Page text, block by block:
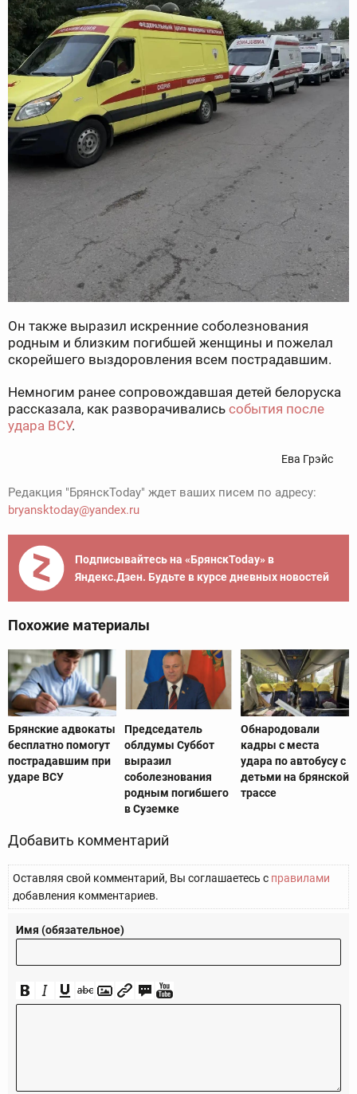
Он также выразил искренние соболезнования
родным и близким погибшей женщины и пожелал
скорейшего выздоровления всем пострадавшим.
Немногим ранее сопровождавшая детей белоруска
рассказала, как разворачивались события после
удара ВСУ.
Ева Грэйс
Редакция "БрянскToday" ждет ваших писем по адресу:
bryansktoday@yandex.ru
Подписывайтесь на «БрянскToday» в
Яндекс.Дзен. Будьте в курсе дневных новостей
Похожие материалы
Брянские адвокаты
бесплатно помогут
пострадавшим при
ударе ВСУ
Председатель
облдумы Суббот
выразил
соболезнования
родным погибшего
в Суземке
Обнародовали
кадры с места
удара по автобусу с
детьми на брянской
трассе
Добавить комментарий
Оставляя свой комментарий, Вы соглашаетесь с правилами
добавления комментариев.
Имя (обязательное)